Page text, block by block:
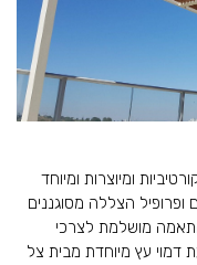
ומיוצרות ומיוחד
ופרופיל הצללה מסוגננים
מושלמת לצרכי
דמוי עץ מיוחדת מבית צל